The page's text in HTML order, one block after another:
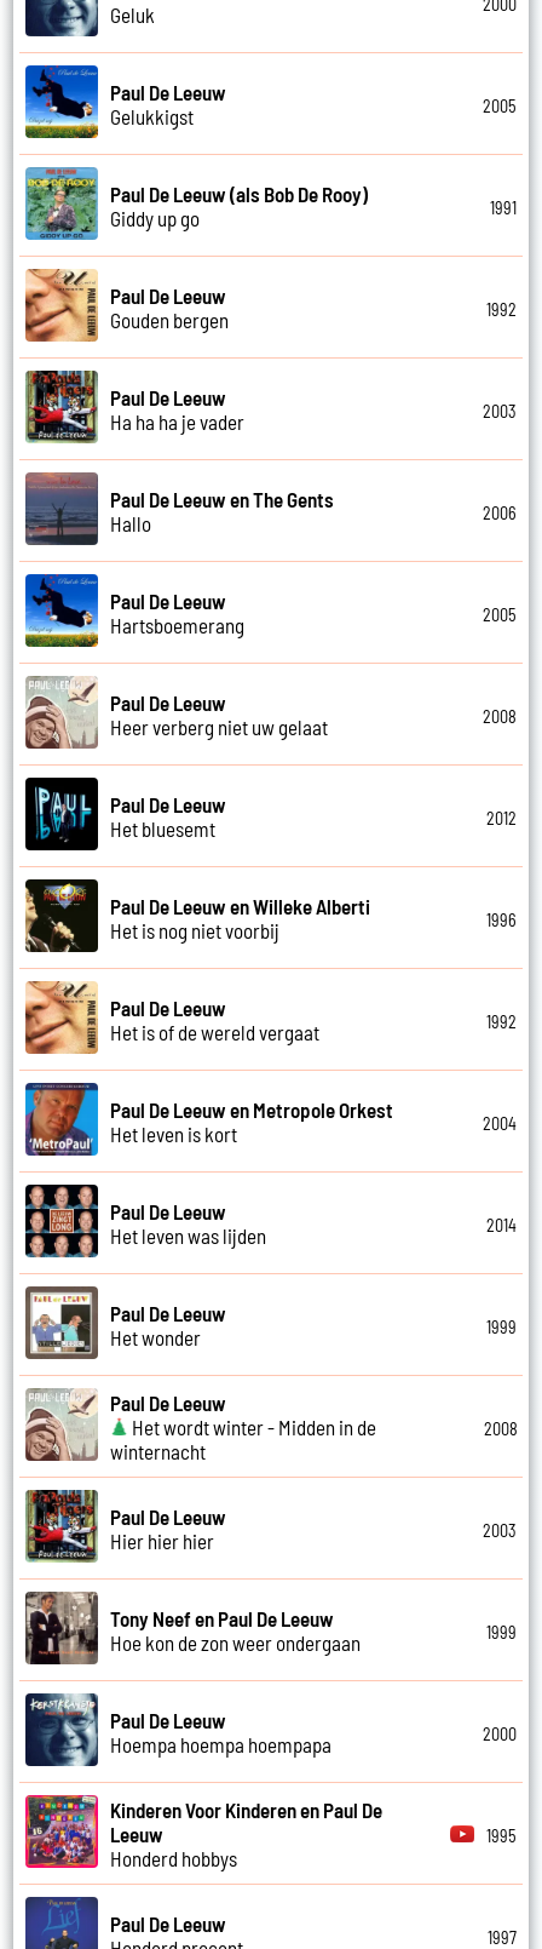
Geluk
Paul De Leeuw
Gelukkigst
2005
Paul De Leeuw (als Bob De Rooy)
Giddy up go
1991
Paul De Leeuw
Gouden bergen
1992
Paul De Leeuw
Ha ha ha je vader
2003
Paul De Leeuw en The Gents
Hallo
2006
Paul De Leeuw
Hartsboemerang
2005
Paul De Leeuw
Heer verberg niet uw gelaat
2008
Paul De Leeuw
Het bluesemt
2012
Paul De Leeuw en Willeke Alberti
Het is nog niet voorbij
1996
Paul De Leeuw
Het is of de wereld vergaat
1992
Paul De Leeuw en Metropole Orkest
Het leven is kort
2004
Paul De Leeuw
Het leven was lijden
2014
Paul De Leeuw
Het wonder
1999
Paul De Leeuw
Het wordt winter - Midden in de
winternacht
2008
Paul De Leeuw
Hier hier hier
2003
Tony Neef en Paul De Leeuw
Hoe kon de zon weer ondergaan
1999
Paul De Leeuw
Hoempa hoempa hoempapa
2000
Kinderen Voor Kinderen en Paul De
Leeuw
Honderd hobbys
1995
Paul De Leeuw
1997